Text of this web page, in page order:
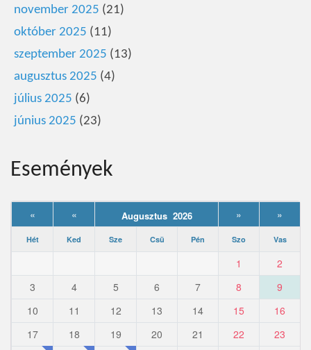
november 2025 (21)
október 2025 (11)
szeptember 2025 (13)
augusztus 2025 (4)
július 2025 (6)
június 2025 (23)
Események
« « Augusztus 2026 » »
Hét Ked Sze Csü Pén Szo Vas
1
2
3
4 5 6 7 8
9
10
11 12 13 14 15
16
17
18 19 20 21 22
23